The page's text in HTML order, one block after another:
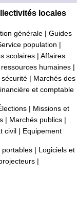
locales
générale
Guides
population
scolaires
Affaires
humaines
sécurité
Marchés des
et comptable
Missions et
Marchés publics
civil Equipement
portables
Logiciels et